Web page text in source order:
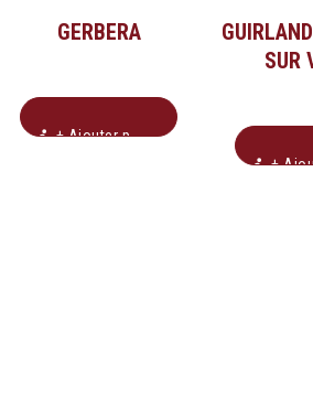
GERBERA
+ Ajouter pour soumission
SUR
+ Ajouter